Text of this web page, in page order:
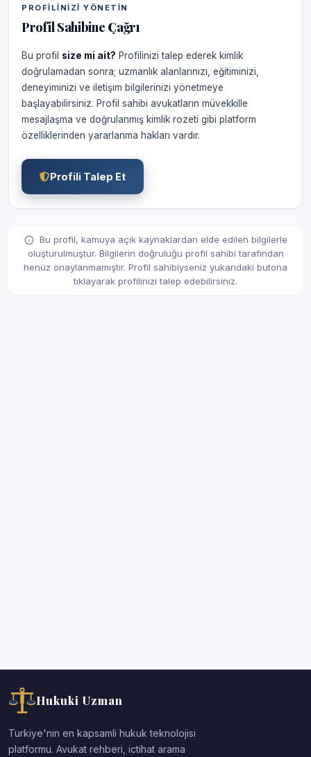
PROFILINIZI YÖNETIN
Profil Sahibine Çağrı
Bu profil size mi ait? Profilinizi talep ederek kimlik
doğrulamadan sonra; uzmanlık alanlarınızı, eğitiminizi,
deneyiminizi ve iletişim bilgilerinizi yönetmeye
başlayabilirsiniz. Profil sahibi avukatların müvekkille
mesajlaşma ve doğrulanmış kimlik rozeti gibi platform
özelliklerinden yararlanma hakları vardır.
Profili Talep Et
Bu profil, kamuya açık kaynaklardan elde edilen bilgilerle
oluşturulmuştur. Bilgilerin doğruluğu profil sahibi tarafından
henüz onaylanmamıştır. Profil sahibiyseniz yukarıdaki butona
tıklayarak profilinizi talep edebilirsiniz.
Hukuki Uzman
Turkiye'nin en kapsamli hukuk teknolojisi
platformu. Avukat rehberi, ictihat arama